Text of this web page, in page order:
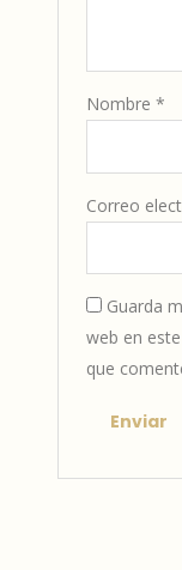
Nombre*
Correo
Guarda
web en
que